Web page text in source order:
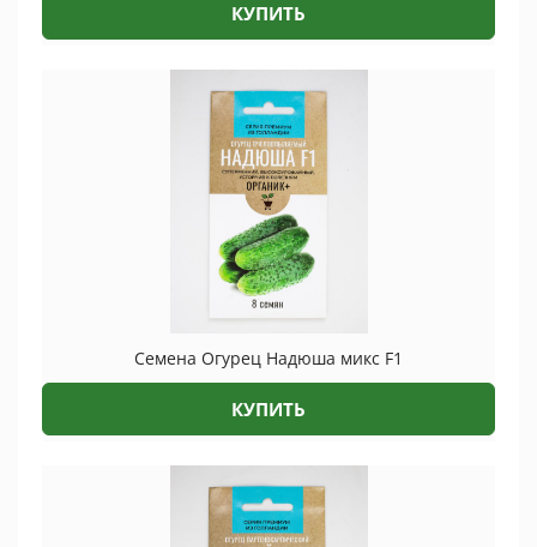
КУПИТЬ
Семена Огурец Надюша микс F1
КУПИТЬ